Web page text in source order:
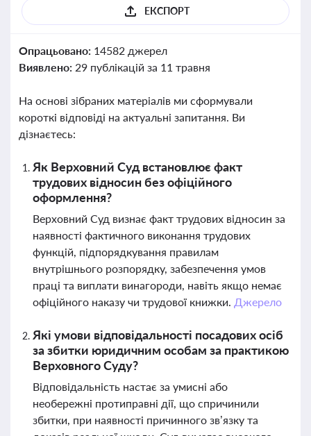
ЕКСПОРТ
Опрацьовано: 14582 джерел
Виявлено: 29 публікацій за 11 травня
На основі зібраних матеріалів ми сформували
короткі відповіді на актуальні запитання. Ви
дізнаєтесь:
Як Верховний Суд встановлює факт
трудових відносин без офіційного
оформлення?
Верховний Суд визнає факт трудових відносин за
наявності фактичного виконання трудових
функцій, підпорядкування правилам
внутрішнього розпорядку, забезпечення умов
праці та виплати винагороди, навіть якщо немає
офіційного наказу чи трудової книжки. Джерело
Які умови відповідальності посадових осіб
за збитки юридичним особам за практикою
Верховного Суду?
Відповідальність настає за умисні або
необережні протиправні дії, що спричинили
збитки, при наявності причинного зв’язку та